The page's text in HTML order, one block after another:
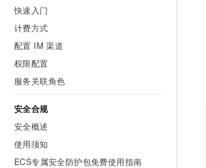
快速入门
计费方式
配置 IM 渠道
权限配置
服务关联角色
安全合规
安全概述
使用须知
ECS专属安全防护包免费使用指南